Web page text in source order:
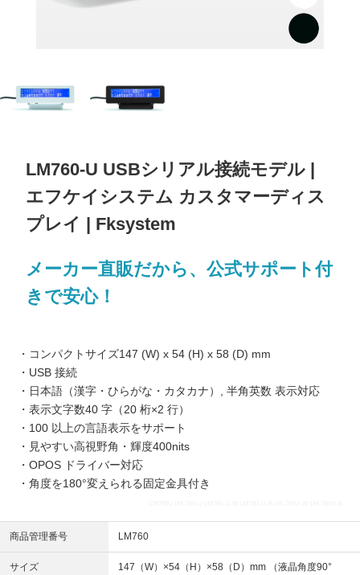
LM760-U USBシリアル接続モデル |
エフケイシステム カスタマーディス
プレイ | Fksystem
メーカー直販だから、公式サポート付
きで安心！
・コンパクトサイズ147 (W) x 54 (H) x 58 (D) mm
・USB 接続
・日本語（漢字・ひらがな・カタカナ）, 半角英数 表示対応
・表示文字数40 字（20 桁×2 行）
・100 以上の言語表示をサポート
・見やすい高視野角・輝度400nits
・OPOS ドライバー対応
・角度を180°変えられる固定金具付き
商品管理番号 LM760
サイズ
147（W）×54（H）×58（D）mm （液晶角度90°